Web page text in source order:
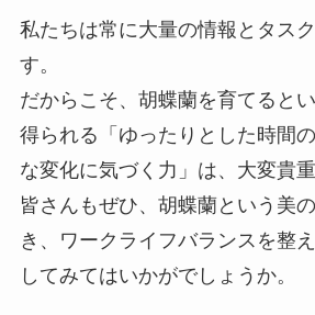
私たちは常に大量の情報とタス
す。
だからこそ、胡蝶蘭を育てると
得られる「ゆったりとした時間
な変化に気づく力」は、大変貴重
皆さんもぜひ、胡蝶蘭という美
き、ワークライフバランスを整
してみてはいかがでしょうか。